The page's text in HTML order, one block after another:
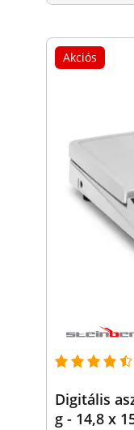
Akciós
Digitális
g - 14,8 x